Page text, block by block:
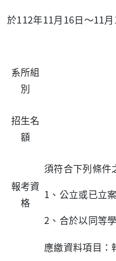
於112年11月16日～11
系所組
別
招生名
額
報考資
格
須符合下列條件
1、公立或已立
2、合於以同等
應繳資料項目：